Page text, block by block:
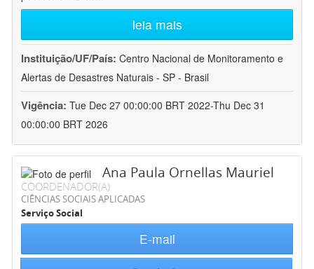
leia mais
Instituição/UF/País: Centro Nacional de Monitoramento e
Alertas de Desastres Naturais - SP - Brasil
Vigência: Tue Dec 27 00:00:00 BRT 2022-Thu Dec 31
00:00:00 BRT 2026
Ana Paula Ornellas Mauriel
COORDENADOR(A)
CIÊNCIAS SOCIAIS APLICADAS
Serviço Social
E-mail